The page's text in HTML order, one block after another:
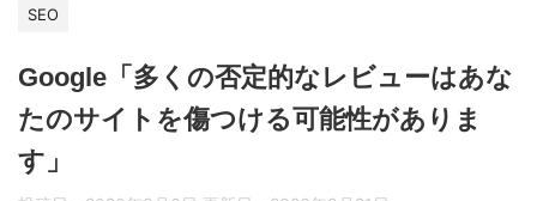
SEO
Google「多くの否定的なレビューはあな
たのサイトを傷つける可能性がありま
す」